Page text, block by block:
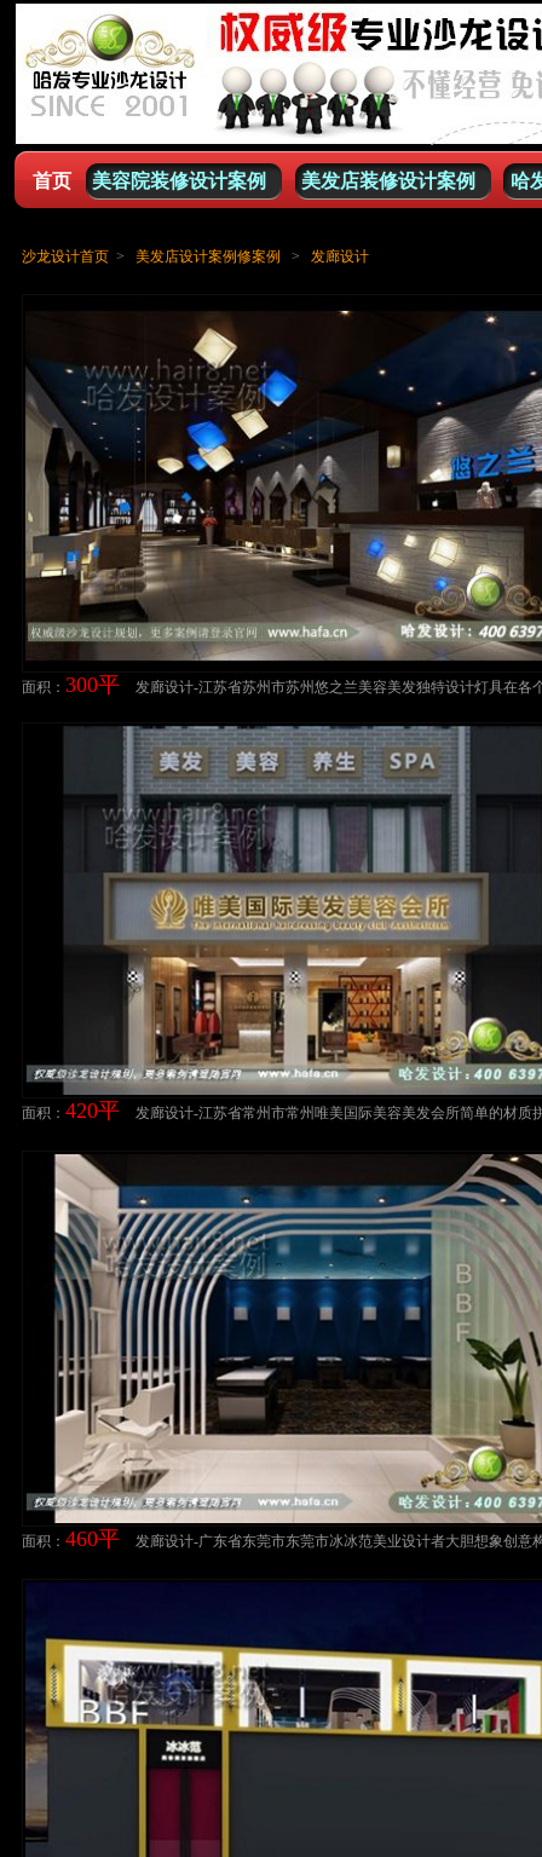
首页 美容院装修设计案例 美发店装修设计案例 哈
沙龙设计首页> 美发店设计案例修案例 > 发廊设计
面积： 300平
发廊设计-江苏省苏州市苏州悠之兰美容美发独特设计灯具在各
店装修设计案例
面积： 420平
发廊设计-江苏省常州市常州唯美国际美容美发会所简单的材质
面积： 460平
发廊设计-广东省东莞市东莞市冰冰范美业设计者大胆想象创意